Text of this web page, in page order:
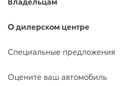
Условия покупки
Владельцам
О дилерском центре